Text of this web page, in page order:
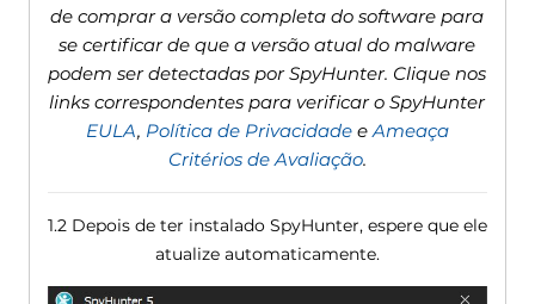
de comprar a versão completa do software para
se certificar de que a versão atual do malware
podem ser detectadas por SpyHunter. Clique nos
links correspondentes para verificar o SpyHunter
EULA, Política de Privacidadee Ameaça
Critérios de Avaliação.
1.2 Depois de ter instalado SpyHunter, espere que ele
atualize automaticamente.